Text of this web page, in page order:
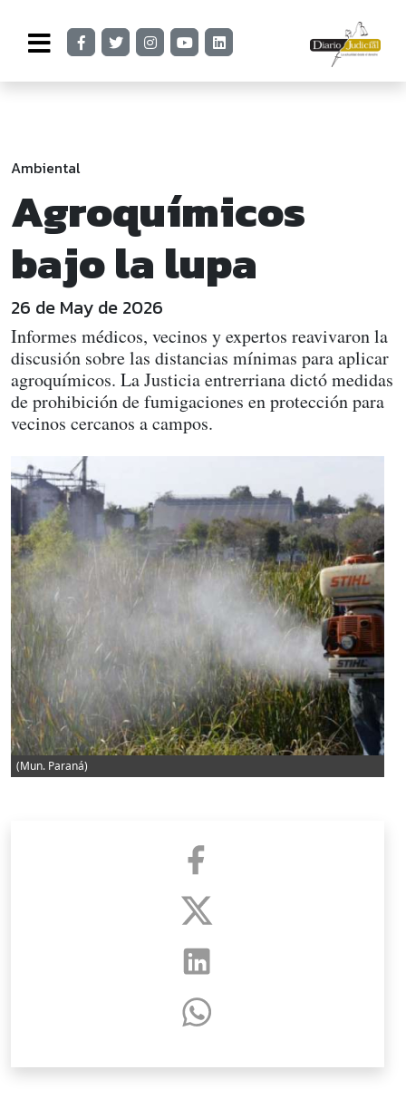
Ambiental
Agroquímicos
bajo la lupa
26 de May de 2026
Informes médicos, vecinos y expertos reavivaron la
discusión sobre las distancias mínimas para aplicar
agroquímicos. La Justicia entrerriana dictó medidas
de prohibición de fumigaciones en protección para
vecinos cercanos a campos.
(Mun. Paraná)